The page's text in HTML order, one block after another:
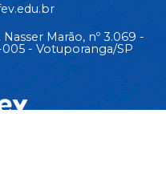
Marão, nº 3.069 -
005 - Votuporanga/SP